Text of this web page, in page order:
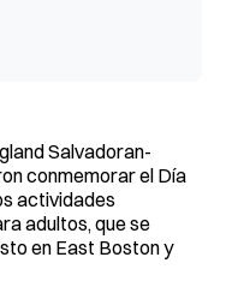
Salvadoran-
conmemorar el Día
actividades
adultos, que se
en East Boston y